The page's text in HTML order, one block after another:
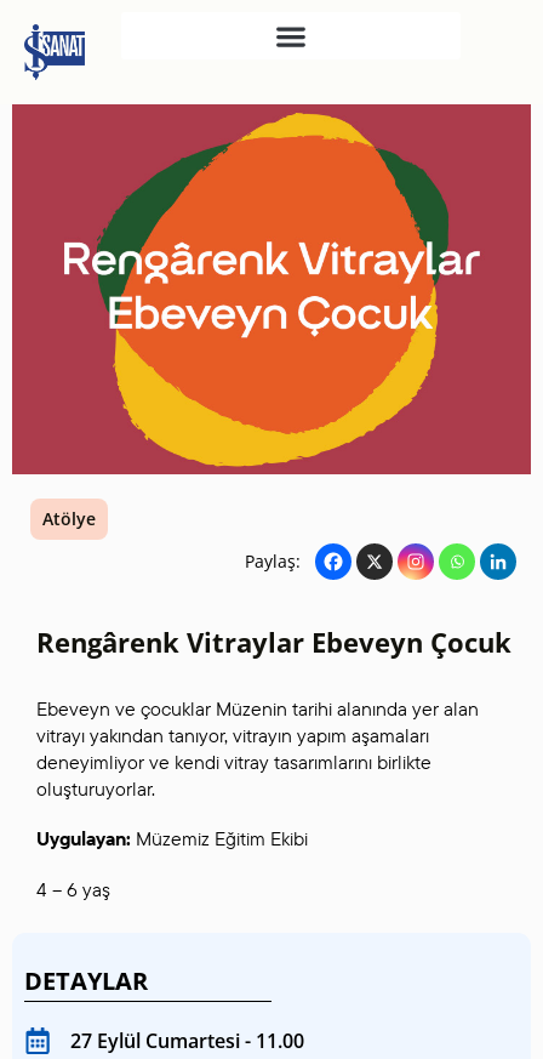
SAHNE SANATLARI
TÜRKIYE İŞ BANKASI
RESIM HEYKEL MÜZESI
TÜRKIYE İŞ BANKASI
MÜZESI
İKTISADI BAĞIMSIZLIK
MÜZESI
ATATÜRK KÜTÜPHANESI
SANAT GALERILERI
KÜLTÜREL MIRASA
DESTEK
Atölye
Paylaş:
Rengârenk Vitraylar Ebeveyn Çocuk
Ebeveyn ve çocuklar Müzenin tarihi alanında yer alan
vitrayı yakından tanıyor, vitrayın yapım aşamaları
deneyimliyor ve kendi vitray tasarımlarını birlikte
oluşturuyorlar.
Uygulayan: Müzemiz Eğitim Ekibi
4 – 6 yaş
DETAYLAR
27 Eylül Cumartesi - 11.00